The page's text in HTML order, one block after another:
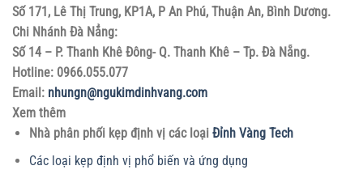
Số 171, Lê Thị Trung, KP1A, P An Phú, Thuận An, Bình Dương.
Chi Nhánh Đà Nẳng:
Số 14 – P. Thanh Khê Đông- Q. Thanh Khê – Tp. Đà Nẵng.
Hotline: 0966.055.077
Email: nhungn@ngukimdinhvang.com
Xem thêm
Nhà phân phối kẹp định vị các loại Đỉnh Vàng Tech
Các loại kẹp định vị phổ biến và ứng dụng